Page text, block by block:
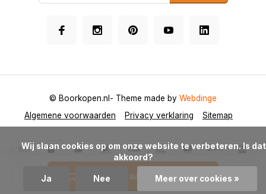
Toevoegen aan winkelwagen
Algemene voorwaarden Privacy verklaring Sitemap
© Boorkopen.nl - Theme made by Webdinge
akkoord?
Ja Nee Meer over cookies »